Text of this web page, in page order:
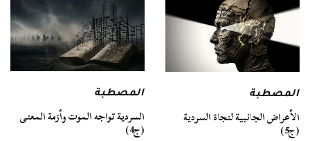
المصطبة
الأعراض الجانبية لنجاة السردية
(ج5)
المصطبة
السردية تواجه الموت وأزمة المعنى
(ج4)